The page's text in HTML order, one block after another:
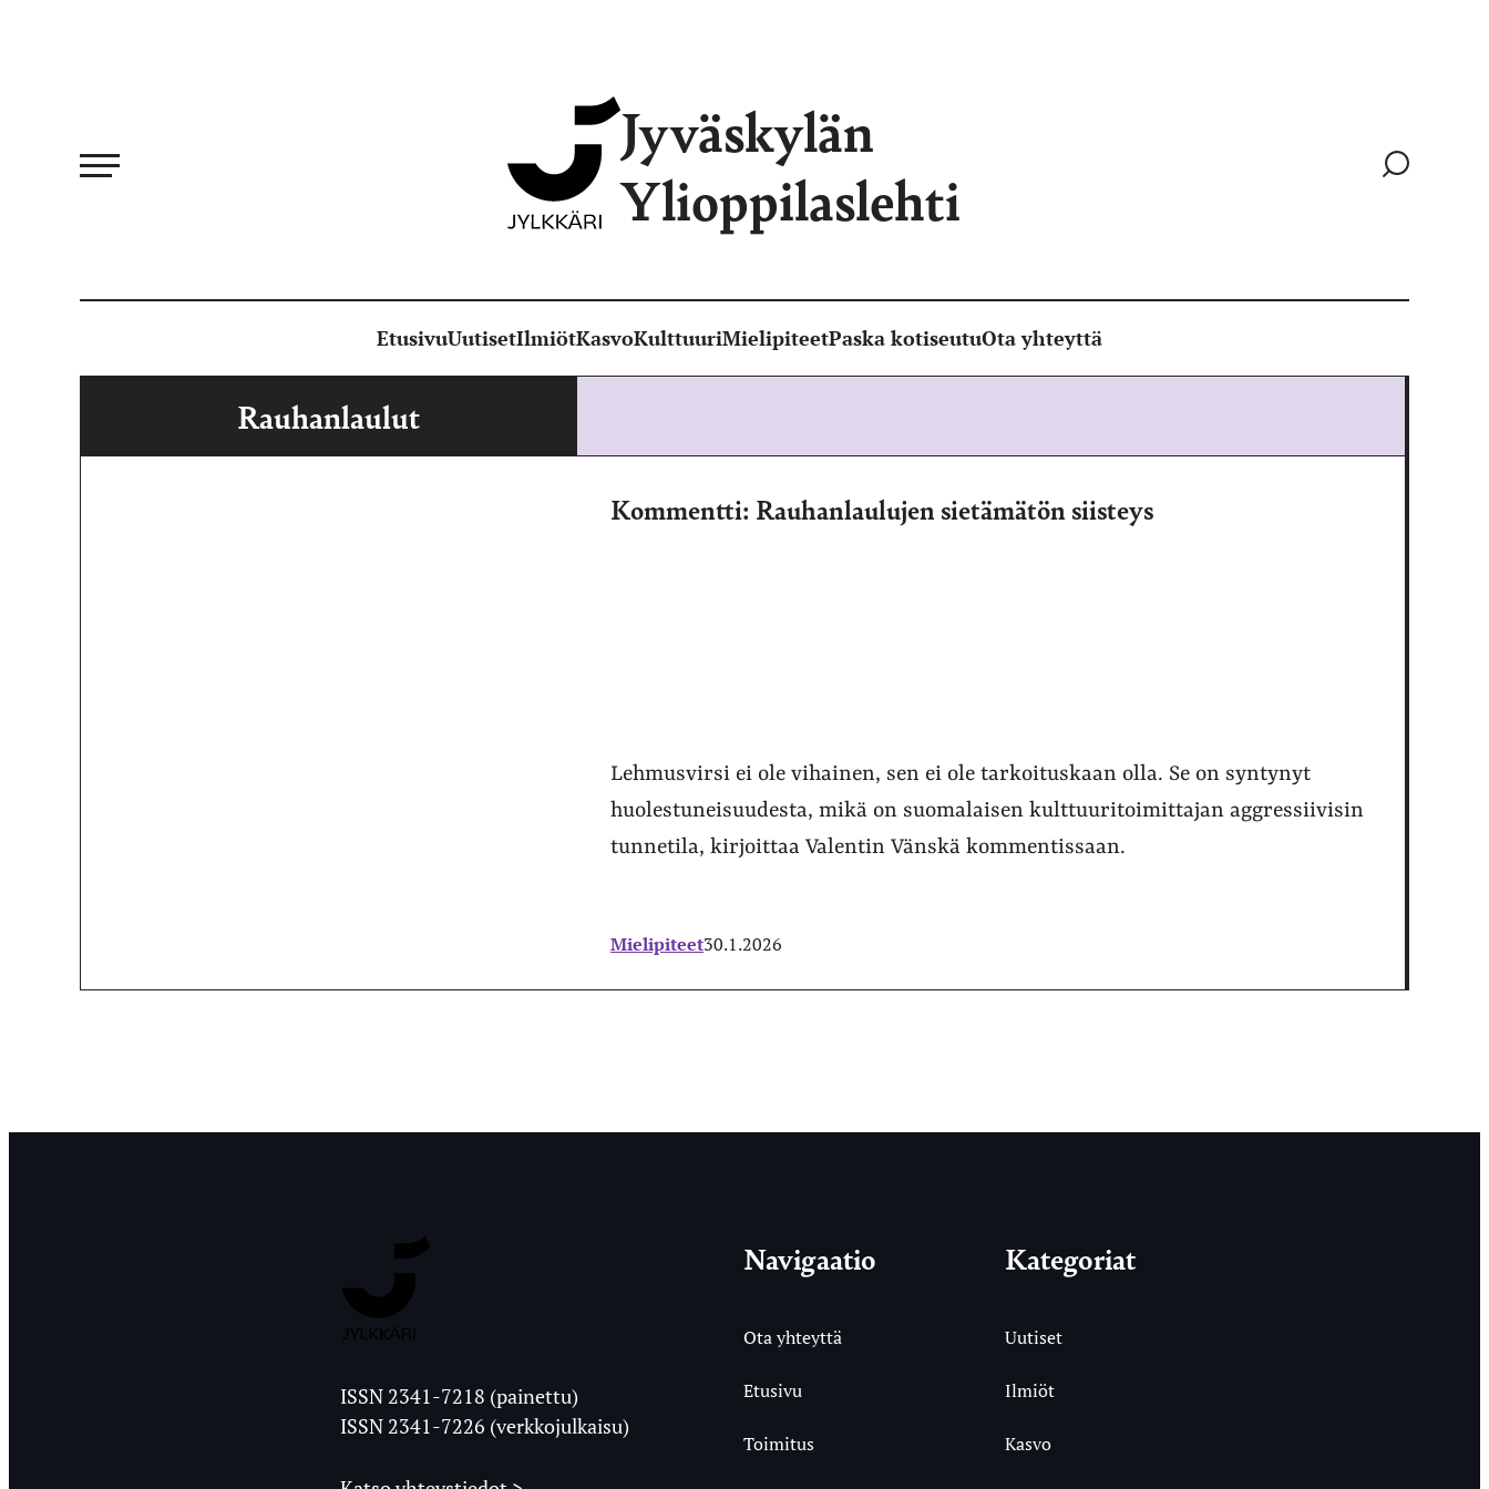
Jyväskylän
Ylioppilaslehti
Siirry
EtusivuUutisetIlmiötKasvoKulttuuriMielipiteetPaska kotiseutuOta yhteyttä
Rauhanlaulut
Kommentti: Rauhanlaulujen sietämätön siisteys
Lehmusvirsi ei ole vihainen, sen ei ole tarkoituskaan olla. Se on syntynyt
huolestuneisuudesta, mikä on suomalaisen kulttuuritoimittajan aggressiivisin
tunnetila, kirjoittaa Valentin Vänskä kommentissaan.
Mielipiteet30.1.2026
Ylioppilaslehti
ISSN 2341-7218 (painettu)
ISSN 2341-7226 (verkkojulkaisu)
Navigaatio
Ota yhteyttä
Etusivu
Toimitus
Kategoriat
Uutiset
Ilmiöt
Kasvo